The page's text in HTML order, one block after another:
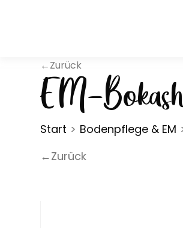
EM-
Start > Bodenpflege & EM
←Zurück
←Zurück